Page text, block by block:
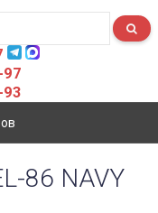
86 NAVY